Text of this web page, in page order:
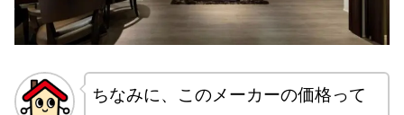
ちなみに、このメーカーの価格って